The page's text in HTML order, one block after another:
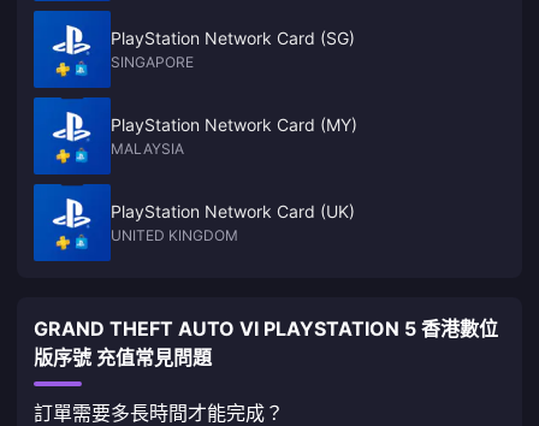
PlayStation Network Card (SG)
SINGAPORE
PlayStation Network Card (MY)
MALAYSIA
PlayStation Network Card (UK)
UNITED KINGDOM
GRAND THEFT AUTO VI PLAYSTATION 5 香港數位
版序號 充值常見問題
訂單需要多長時間才能完成？